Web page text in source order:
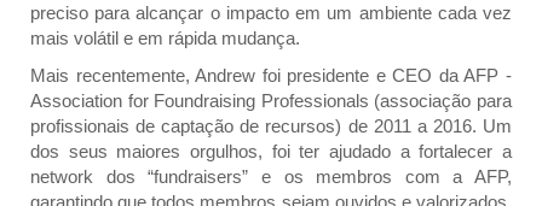
preciso para alcançar o impacto em um ambiente cada vez
mais volátil e em rápida mudança.
Mais recentemente, Andrew foi presidente e CEO da AFP -
Association for Foundraising Professionals (associação para
profissionais de captação de recursos) de 2011 a 2016. Um
dos seus maiores orgulhos, foi ter ajudado a fortalecer a
network dos “fundraisers” e os membros com a AFP,
garantindo que todos membros sejam ouvidos e valorizados,